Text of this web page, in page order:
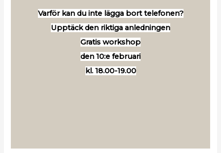
Varför kan du inte lägga bort telefonen?
Upptäck den riktiga anledningen
Gratis workshop
den 10:e februari
kl. 18.00-19.00